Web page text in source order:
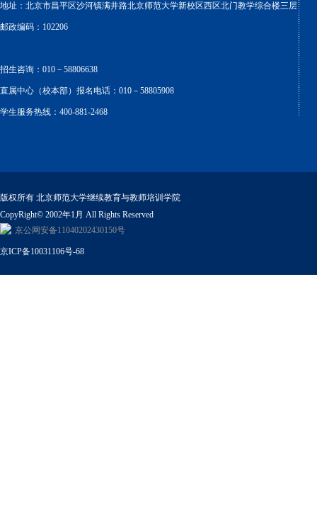
地址：北京市昌平区沙河镇满井路北京师范大学新校区西区北门教学综合楼三层
邮政编码：102206
招生咨询：010－58806638
直属中心（校本部）报名电话：010－58805908
学生服务热线：400-881-2468
版权所有 北京师范大学继续教育与教师培训学院
CopyRight© 2002年1月 All Rights Reserved
京公网安备11040202430150号
京ICP备10031106号-68